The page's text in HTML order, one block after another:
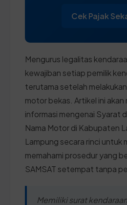
Cek Pajak
Mengurus legalitas
kewajiban setiap pemilik
terutama setelah
motor bekas. Artikel ini akan
informasi mengenai Syarat
Nama Motor di Kabupaten
Lampung secara rinci untuk
memahami prosedur yang
SAMSAT setempat tanpa
Memiliki surat